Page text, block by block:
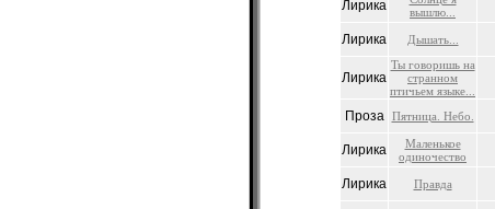
Лирика
вышлю...
Лирика Дышать...
Лирика
Ты говоришь на
странном
птичьем языке...
Проза Пятница. Небо.
Лирика
Маленькое
одиночество
Лирика Правда